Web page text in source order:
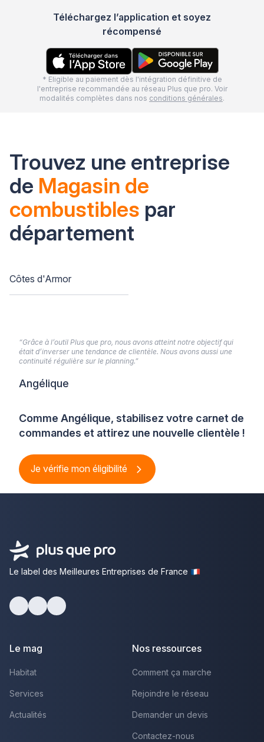
Téléchargez l’application et soyez
récompensé
* Eligible au paiement dès l'intégration définitive de
l'entreprise recommandée au réseau Plus que pro. Voir
modalités complètes dans nos conditions générales.
Trouvez une entreprise
de Magasin de
combustibles par
département
Côtes d'Armor
Comme Angélique, stabilisez votre carnet de
commandes et attirez une nouvelle clientèle !
Je vérifie mon éligibilité
“Grâce à l’outil Plus que pro, nous avons atteint notre objectif qui
était d’inverser une tendance de clientèle. Nous avons aussi une
continuité régulière sur le planning.”
Angélique
Le label des Meilleures Entreprises de France
Le mag
Habitat
Services
Actualités
Nos ressources
Comment ça marche
Rejoindre le réseau
Demander un devis
Contactez-nous